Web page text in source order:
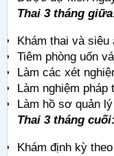
Thai 3 tháng
Khám thai và
Tiêm phòng uốn
Làm các xét
Làm nghiệm
Làm hồ sơ quản
Thai 3 tháng cuối:
Khám định kỳ